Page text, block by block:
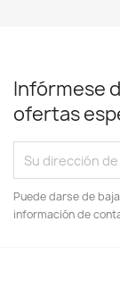
Infórmese
ofertas
Puede darse de
información de